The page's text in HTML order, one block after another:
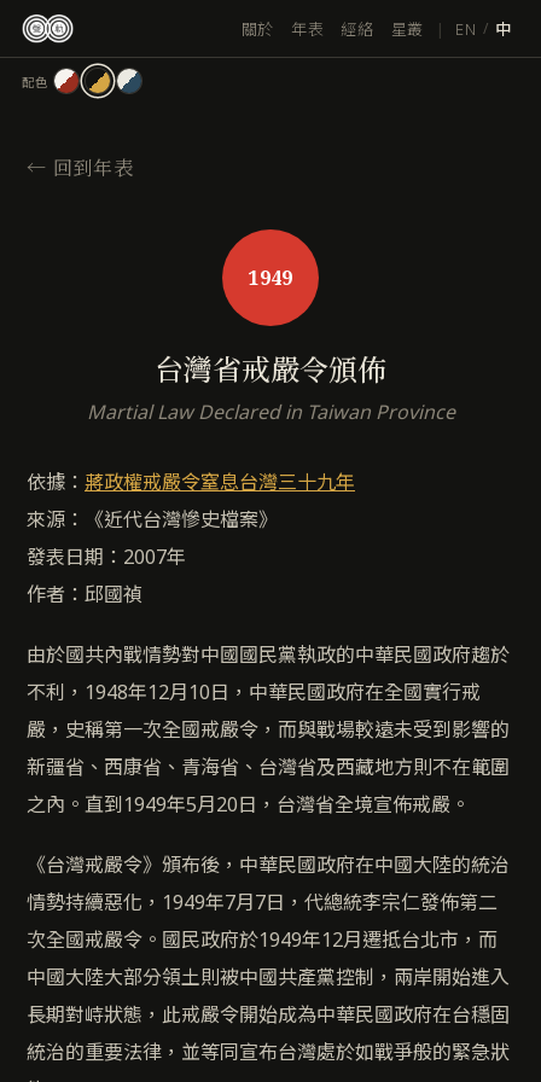
關於 年表 經絡 星叢 | EN / 中
配色
← 回到年表
1949
台灣省戒嚴令頒佈
Martial Law Declared in Taiwan Province
依據： 蔣政權戒嚴令窒息台灣三十九年
來源：《近代台灣慘史檔案》
發表日期：2007年
作者：邱國禎
由於國共內戰情勢對中國國民黨執政的中華民國政府趨於
不利，1948年12月10日，中華民國政府在全國實行戒
嚴，史稱第一次全國戒嚴令，而與戰場較遠未受到影響的
新疆省、西康省、青海省、台灣省及西藏地方則不在範圍
之內。直到1949年5月20日，台灣省全境宣佈戒嚴。
《台灣戒嚴令》頒布後，中華民國政府在中國大陸的統治
情勢持續惡化，1949年7月7日，代總統李宗仁發佈第二
次全國戒嚴令。國民政府於1949年12月遷抵台北市，而
中國大陸大部分領土則被中國共產黨控制，兩岸開始進入
長期對峙狀態，此戒嚴令開始成為中華民國政府在台穩固
統治的重要法律，並等同宣布台灣處於如戰爭般的緊急狀